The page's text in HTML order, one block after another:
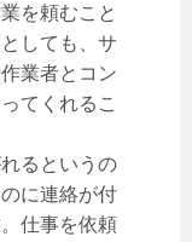
を頼むこと
しても、サ
業者とコン
てくれるこ
るというの
に連絡が付
仕事を依頼